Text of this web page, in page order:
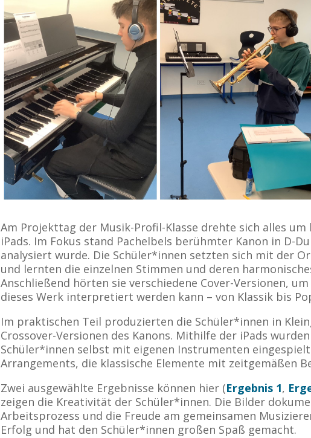
Am Projekttag der Musik-Profil-Klasse drehte sich alles
iPads. Im Fokus stand Pachelbels berühmter Kanon in D-
analysiert wurde. Die Schüler*innen setzten sich mit der
und lernten die einzelnen Stimmen und deren
Anschließend hörten sie verschiedene Cover-Versionen,
dieses Werk interpretiert werden kann – von Klassik bis
Im praktischen Teil produzierten die Schüler*innen in
Crossover-Versionen des Kanons. Mithilfe der iPads
Schüler*innen selbst mit eigenen Instrumenten
Arrangements, die klassische Elemente mit zeitgemäßen
Zwei ausgewählte Ergebnisse können hier (Ergebnis 1,
zeigen die Kreativität der Schüler*innen. Die Bilder
Arbeitsprozess und die Freude am gemeinsamen
Erfolg und hat den Schüler*innen großen Spaß gemacht.